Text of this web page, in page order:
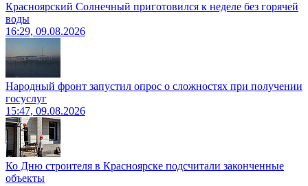
Красноярский Солнечный приготовился к неделе без горячей
воды
16:29, 09.08.2026
Народный фронт запустил опрос о сложностях при получении
госуслуг
15:47, 09.08.2026
Ко Дню строителя в Красноярске подсчитали законченные
объекты